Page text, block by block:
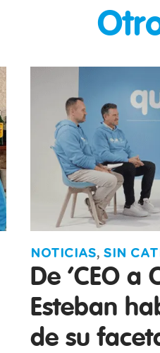
NOTICIAS, SIN
De ‘CEO a
Esteban
de su